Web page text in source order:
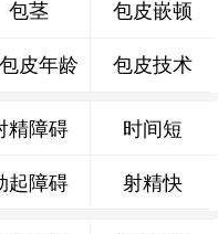
包茎
皮年龄
包皮嵌顿
包皮技术
精障碍
起障碍
时间短
射精快